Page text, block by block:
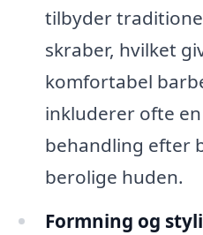
tilbyder
skraber, hvilket
komfortabel
inkluderer ofte
behandling efter
berolige huden.
Formning og